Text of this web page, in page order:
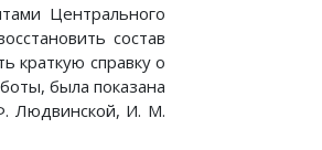
Центрального
состав
краткую справку о
была показана
Людвинской, И. М.